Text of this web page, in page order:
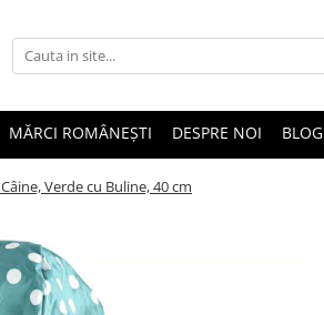
MĂRCI ROMÂNEȘTI DESPRE NOI BLOG
Verde cu Buline, 40 cm